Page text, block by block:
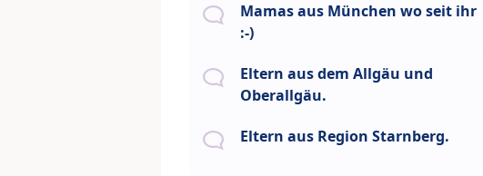
Mamas aus München wo seit ihr
:-)
Eltern aus dem Allgäu und
Oberallgäu.
Eltern aus Region Starnberg.